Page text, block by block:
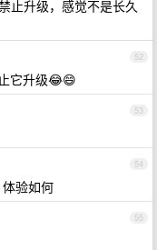
止升级，感觉不是长久
52
它升级😂😄
53
54
验如何
55